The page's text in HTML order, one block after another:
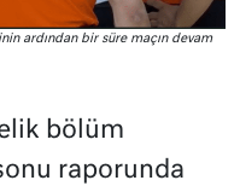
ardından bir süre maçın devam
bölüm
raporunda